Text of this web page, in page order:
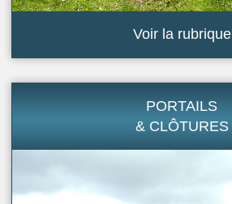
Voir la rubrique
PORTAILS
& CLÔTURES